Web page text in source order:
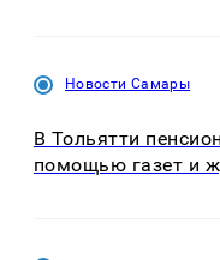
Новости Самары
В Тольятти
помощью газет и